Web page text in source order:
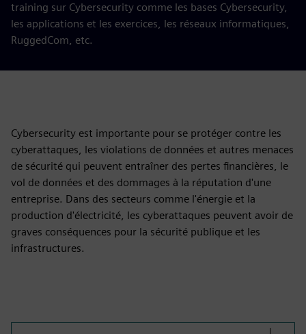
training sur Cybersecurity comme les bases Cybersecurity,
les applications et les exercices, les réseaux informatiques,
RuggedCom, etc.
Cybersecurity est importante pour se protéger contre les
cyberattaques, les violations de données et autres menaces
de sécurité qui peuvent entraîner des pertes financières, le
vol de données et des dommages à la réputation d'une
entreprise. Dans des secteurs comme l'énergie et la
production d'électricité, les cyberattaques peuvent avoir de
graves conséquences pour la sécurité publique et les
infrastructures.